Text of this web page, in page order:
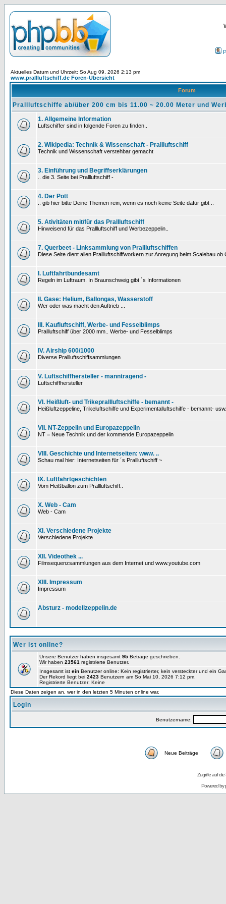
Aktuelles Datum und Uhrzeit: So Aug 09, 2026 2:13 pm
www.prallluftschiff.de Foren-Übersicht
Forum
Prallluftschiffe ab/über 200 cm bis 11.00 ~ 20.00 Meter und
1. Allgemeine Information
Luftschiffer sind in folgende Foren zu finden..
2. Wikipedia: Technik & Wissenschaft - Prallluftschiff
Technik und Wissenschaft verstehbar gemacht
3. Einführung und Begriffserklärungen
.. die 3. Seite bei Prallluftschiff -
4. Der Pott
.. gib hier bitte Deine Themen rein, wenn es noch keine Seite dafür gibt ..
5. Ativitäten mit/für das Prallluftschiff
Hinweisend für das Prallluftschiff und Werbezeppelin..
7. Querbeet - Linksammlung von Prallluftschiffen
Diese Seite dient allen Prallluftschiffworkern zur Anregung beim Scalebau ob
I. Luftfahrtbundesamt
Regeln im Luftraum. In Braunschweig gibt ´s Informationen
II. Gase: Helium, Ballongas, Wasserstoff
Wer oder was macht den Auftrieb ...
III. Kaufluftschiff, Werbe- und Fesselblimps
Prallluftschiff über 2000 mm.. Werbe- und Fesselblimps
IV. Airship 600/1000
Diverse Prallluftschiffsammlungen
V. Luftschiffhersteller - manntragend -
Luftschiffhersteller
VI. Heißluft- und Trikeprallluftschiffe - bemannt -
Heißluftzeppeline, Trikeluftschiffe und Experimentalluftschiffe - bemannt- usw.
VII. NT-Zeppelin und Europazeppelin
NT = Neue Technik und der kommende Europazeppelin
VIII. Geschichte und Internetseiten: www. ..
Schau mal hier: Internetseiten für ´s Prallluftschiff ~
IX. Luftfahrtgeschichten
Vom Heißballon zum Prallluftschiff..
X. Web - Cam
Web - Cam
XI. Verschiedene Projekte
Verschiedene Projekte
XII. Videothek ...
Filmsequenzsammlungen aus dem Internet und www.youtube.com
XIII. Impressum
Impressum
Absturz - modellzeppelin.de
Wer ist online?
Unsere Benutzer haben insgesamt 95 Beträge geschrieben.
Wir haben 23561 registrierte Benutzer.
Insgesamt ist ein Benutzer online: Kein registrierter, kein versteckter und ein
Der Rekord liegt bei 2423 Benutzern am So Mai 10, 2026 7:12 pm.
Registrierte Benutzer: Keine
Diese Daten zeigen an, wer in den letzten 5 Minuten online war.
Login
Benutzername:
Neue Beiträge
Zugriffe auf
Powered by